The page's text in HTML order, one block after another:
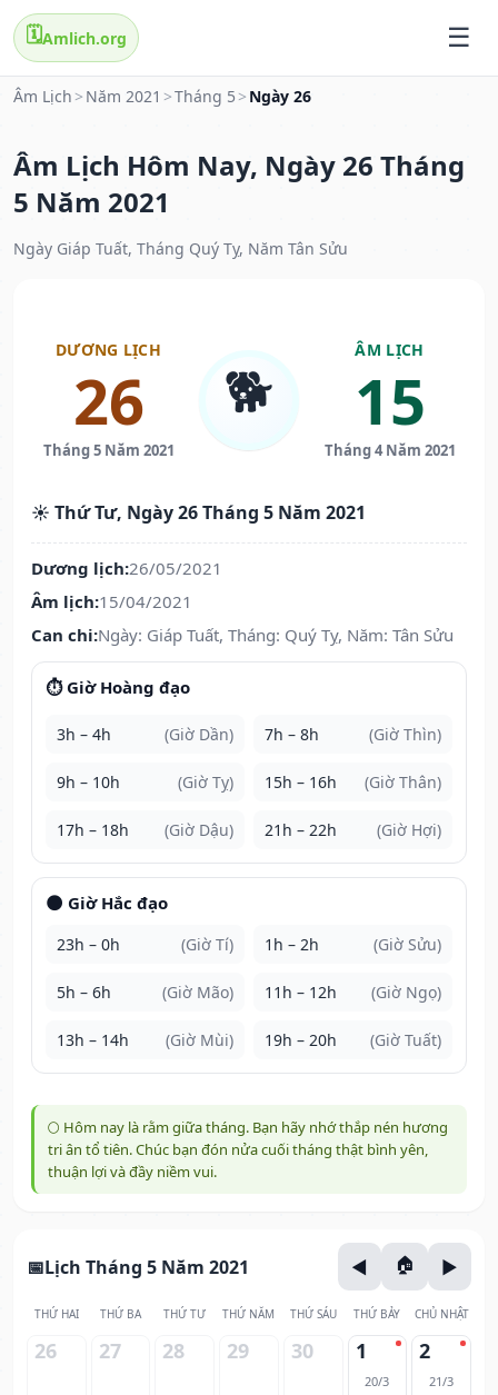
🗓️Amlich.org
Âm Lịch > Năm 2021 >Tháng 5 > Ngày 26
Âm Lịch Hôm Nay, Ngày 26 Tháng
5 Năm 2021
Ngày Giáp Tuất, Tháng Quý Tỵ, Năm Tân Sửu
DƯƠNG LỊCH
26
Tháng 5 Năm 2021
🐕
ÂM LỊCH
15
Tháng 4 Năm 2021
☀️ Thứ Tư, Ngày 26 Tháng 5 Năm 2021
Dương lịch:26/05/2021
Âm lịch:15/04/2021
Can chi:Ngày: Giáp Tuất, Tháng: Quý Tỵ, Năm: Tân Sửu
⏱️ Giờ Hoàng đạo
3h – 4h (Giờ Dần) 7h – 8h (Giờ Thìn)
9h – 10h (Giờ Tỵ) 15h – 16h (Giờ Thân)
17h – 18h (Giờ Dậu) 21h – 22h (Giờ Hợi)
🌑 Giờ Hắc đạo
23h – 0h (Giờ Tí) 1h – 2h (Giờ Sửu)
5h – 6h (Giờ Mão) 11h – 12h (Giờ Ngọ)
13h – 14h (Giờ Mùi) 19h – 20h (Giờ Tuất)
🌕 Hôm nay là rằm giữa tháng. Bạn hãy nhớ thắp nén hương
tri ân tổ tiên. Chúc bạn đón nửa cuối tháng thật bình yên,
thuận lợi và đầy niềm vui.
Lịch Tháng 5 Năm 2021
THỨ HAI THỨ BA THỨ TƯ THỨ NĂM THỨ SÁU THỨ BẢY CHỦ NHẬT
26 27 28 29 30 1
20/3
2
21/3